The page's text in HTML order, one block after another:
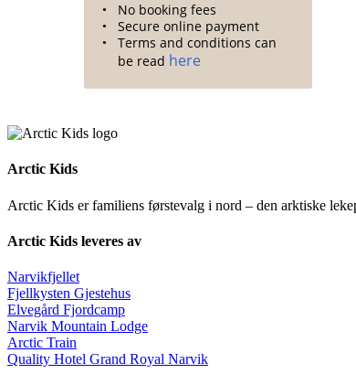
No booking fees
Secure online payment
Terms and conditions can
be read here
Arctic Kids
Arctic Kids er familiens førstevalg i nord – den arktiske
Arctic Kids leveres av
Narvikfjellet
Fjellkysten Gjestehus
Elvegård Fjordcamp
Narvik Mountain Lodge
Arctic Train
Quality Hotel Grand Royal Narvik